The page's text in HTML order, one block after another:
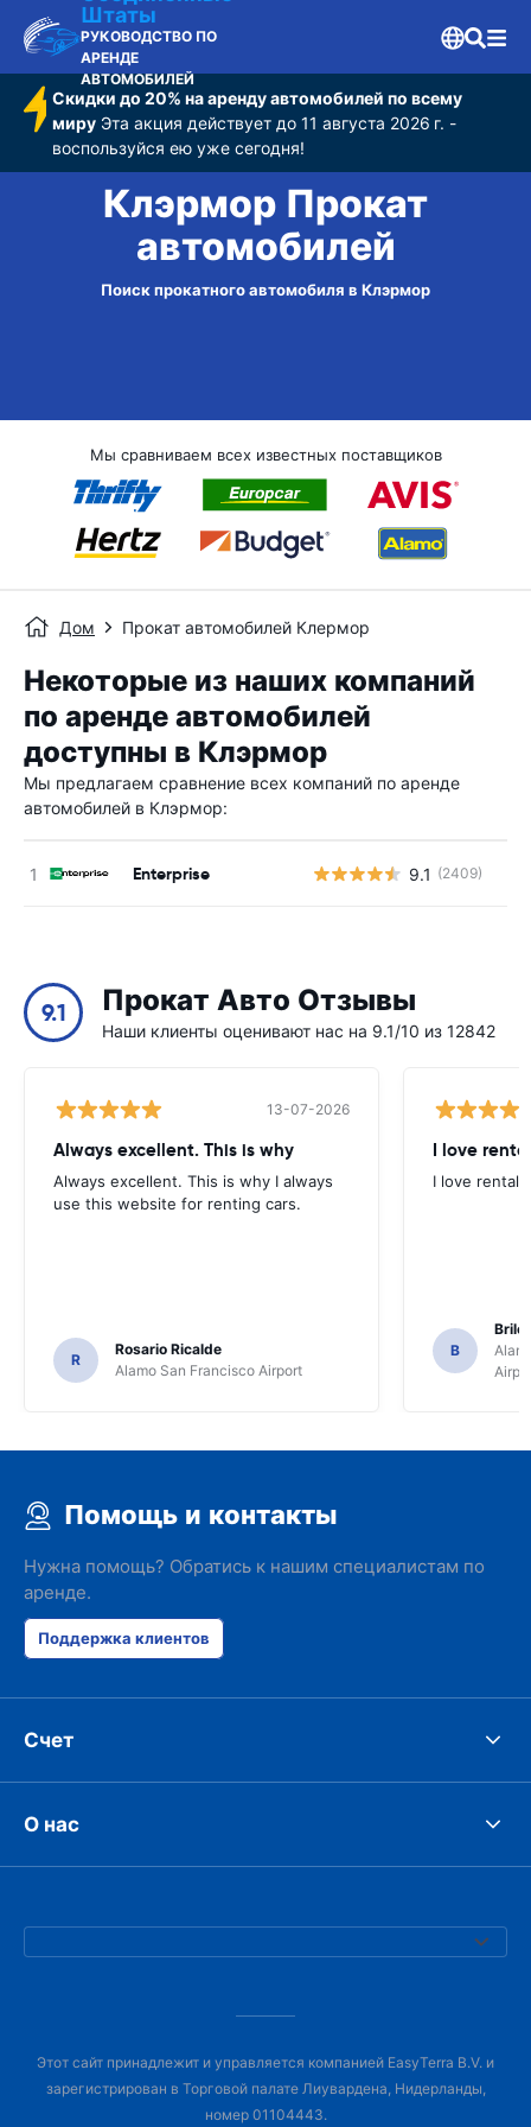
Штаты
РУКОВОДСТВО ПО
АРЕНДЕ
АВТОМОБИЛЕЙ
Скидки до 20% на аренду автомобилей по всему
мируЭта акция действует до 11 августа 2026 г. -
воспользуйся ею уже сегодня!
Клэрмор Прокат
автомобилей
Поиск прокатного автомобиля в Клэрмор
Мы сравниваем всех известных поставщиков
Дом Прокат автомобилей Клермор
Некоторые из наших компаний
по аренде автомобилей
доступны в Клэрмор
Мы предлагаем сравнение всех компаний по аренде
автомобилей в Клэрмор:
Enterprise 9.1 (2409)
9.1 Прокат Авто Отзывы
Наши клиенты оценивают нас на 9.1/10 из 12842
13-07-2026
Always excellent. This is why
Always excellent. This is why I always
use this website for renting cars.
R
Rosario Ricalde
Alamo San Francisco Airport
I love
I love rental
B
Помощь и контакты
Нужна помощь? Обратись к нашим специалистам по
аренде.
Поддержка клиентов
Счет
О нас
Этот сайт принадлежит и управляется компанией EasyTerra B.V. и
зарегистрирован в Торговой палате Лиувардена, Нидерланды,
номер 01104443.